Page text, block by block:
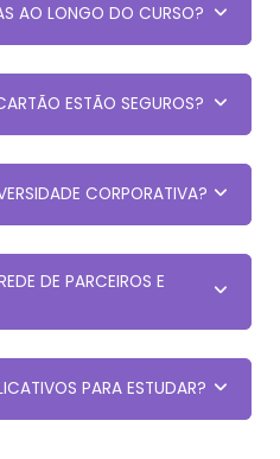
AO LONGO DO CURSO?
ESTÃO SEGUROS?
CORPORATIVA?
DE PARCEIROS E
PARA ESTUDAR?